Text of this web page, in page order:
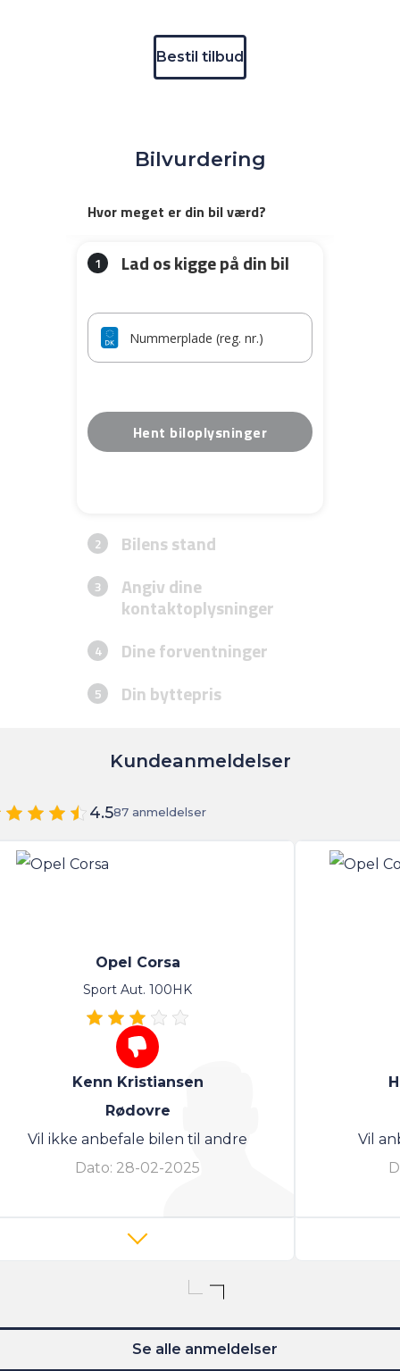
Bestil tilbud
Bilvurdering
Kundeanmeldelser
4.587 anmeldelser
Opel Corsa
Sport Aut. 100HK
Kenn Kristiansen
Rødovre
Vil ikke anbefale bilen til andre
Dato: 28-02-2025
Vil
Se alle anmeldelser